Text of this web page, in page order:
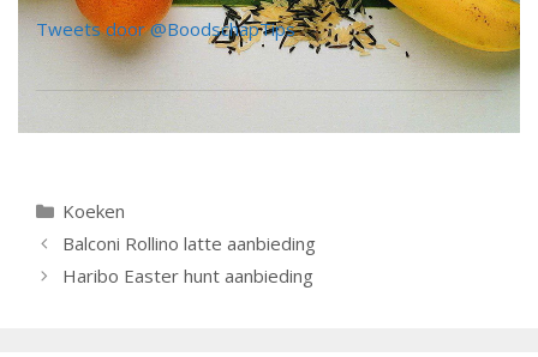
Tweets door @BoodschapTips
Categorieën
Koeken
Berichtnavigatie
Balconi Rollino latte aanbieding
Haribo Easter hunt aanbieding